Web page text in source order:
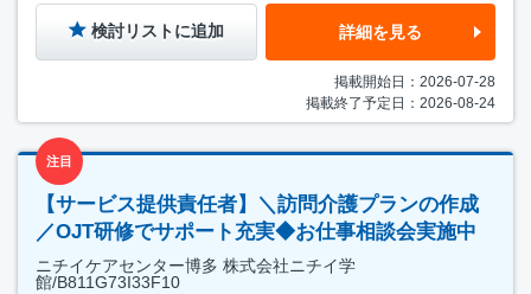
検討リストに追加 詳細を見る
掲載開始日：2026-07-28
掲載終了予定日：2026-08-24
注目
【サービス提供責任者】＼訪問介護プランの作成
／OJT研修でサポート充実◆お仕事相談会実施中
ニチイケアセンター博多 株式会社ニチイ学
館/B811G73I33F10